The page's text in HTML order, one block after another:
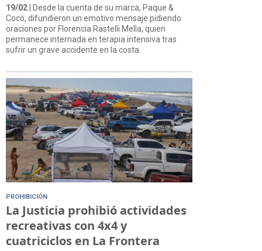
19/02| Desde la cuenta de su marca, Paque &
Cocö, difundieron un emotivo mensaje pidiendo
oraciones por Florencia Rastelli Mella, quien
permanece internada en terapia intensiva tras
sufrir un grave accidente en la costa.
PROHIBICIÓN
La Justicia prohibió actividades
recreativas con 4x4 y
cuatriciclos en La Frontera